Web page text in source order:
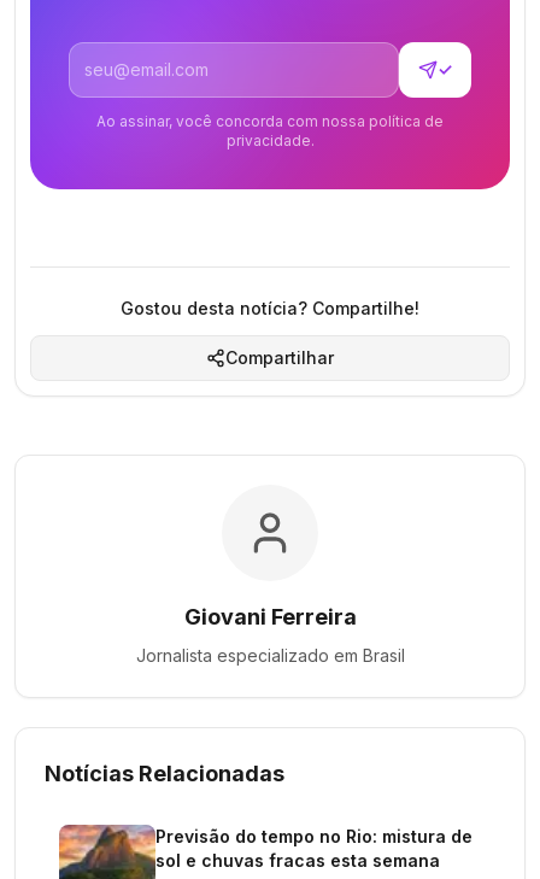
Endereço de email
✓
Ao assinar, você concorda com nossa política de
privacidade.
Gostou desta notícia? Compartilhe!
Compartilhar
Giovani Ferreira
Jornalista especializado em Brasil
Notícias Relacionadas
Previsão do tempo no Rio: mistura de
sol e chuvas fracas esta semana